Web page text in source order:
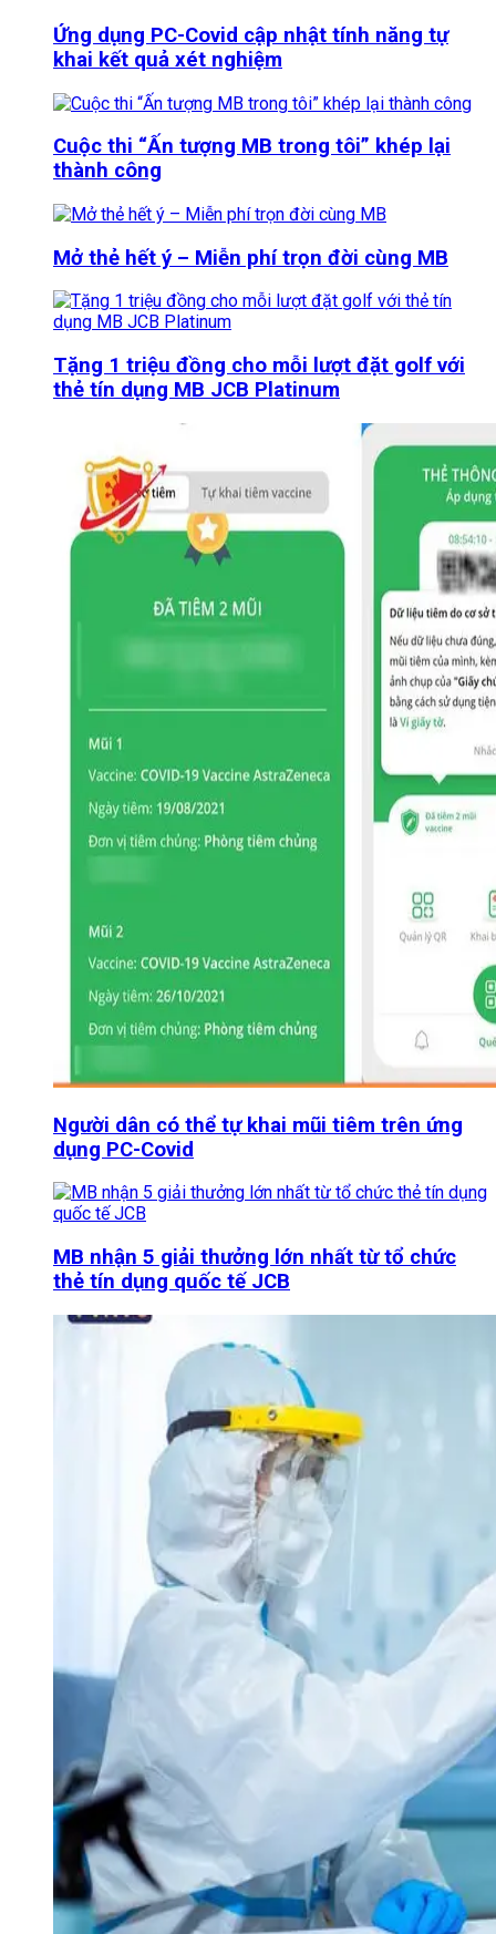
Ứng dụng PC-Covid cập nhật tính năng tự
khai kết quả xét nghiệm
Cuộc thi “Ấn tượng MB trong tôi” khép lại
thành công
Mở thẻ hết ý – Miễn phí trọn đời cùng MB
Tặng 1 triệu đồng cho mỗi lượt đặt golf với
thẻ tín dụng MB JCB Platinum
Người dân có thể tự khai mũi tiêm trên ứng
dụng PC-Covid
MB nhận 5 giải thưởng lớn nhất từ tổ chức
thẻ tín dụng quốc tế JCB